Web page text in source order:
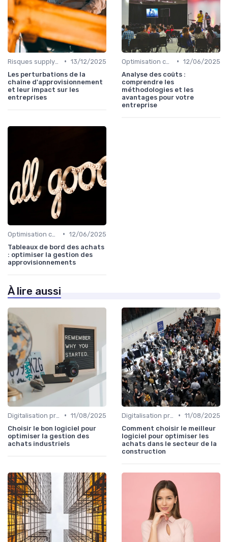
• 13/12/2025
Les perturbations de la
chaîne d'approvisionnement
et leur impact sur les
entreprises
• 12/06/2025
Analyse des coûts :
comprendre les
méthodologies et les
avantages pour votre
entreprise
• 12/06/2025
Tableaux de bord des achats
: optimiser la gestion des
approvisionnements
À lire aussi
• 11/08/2025
Choisir le bon logiciel pour
optimiser la gestion des
achats industriels
• 11/08/2025
Comment choisir le meilleur
logiciel pour optimiser les
achats dans le secteur de la
construction